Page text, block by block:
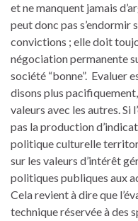
et ne manquent jamais
peut donc pas s’endormir
convictions ; elle doit
négociation permanente
société “bonne”. Evaluer
disons plus
valeurs avec les autres. Si
pas la production
politique culturelle
sur les valeurs d’intérêt
politiques publiques aux
Cela revient à dire que
technique réservée à des